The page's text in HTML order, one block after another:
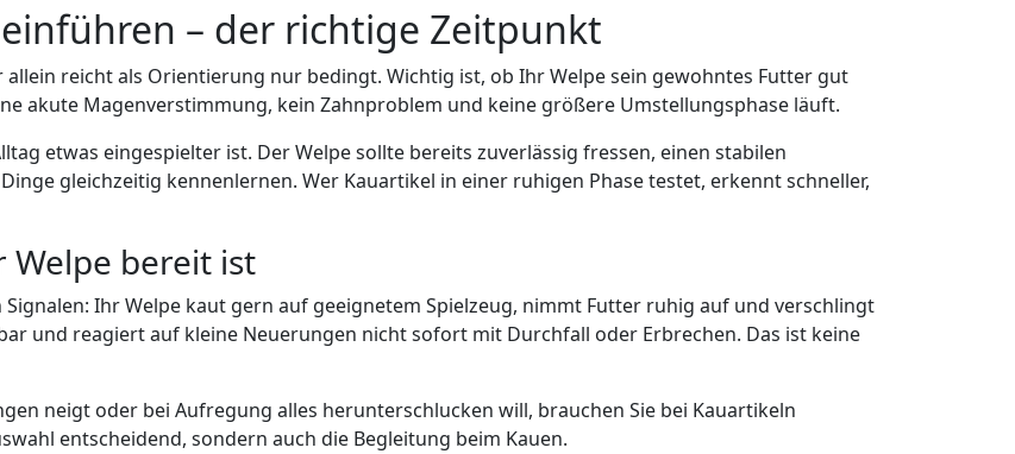
– der richtige Zeitpunkt
reicht als Orientierung nur bedingt. Wichtig ist, ob Ihr Welpe sein gewohntes Futter gut
akute Magenverstimmung, kein Zahnproblem und keine größere Umstellungsphase läuft.
etwas eingespielter ist. Der Welpe sollte bereits zuverlässig fressen, einen stabilen
gleichzeitig kennenlernen. Wer Kauartikel in einer ruhigen Phase testet, erkennt schneller,
Welpe bereit ist
Ihr Welpe kaut gern auf geeignetem Spielzeug, nimmt Futter ruhig auf und verschlingt
und reagiert auf kleine Neuerungen nicht sofort mit Durchfall oder Erbrechen. Das ist keine
neigt oder bei Aufregung alles herunterschlucken will, brauchen Sie bei Kauartikeln
entscheidend, sondern auch die Begleitung beim Kauen.